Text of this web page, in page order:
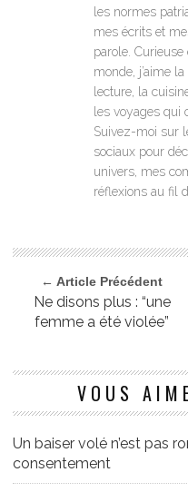
les normes
mes écrits et
parole.
monde, j’aime
lecture, la
les voyages qui
Suivez-moi sur
sociaux pour
univers, mes
réflexions au fil
← Article Précédent
Ne disons plus : “une
femme a été violée”
VOUS
Un baiser volé n’est pas
consentement